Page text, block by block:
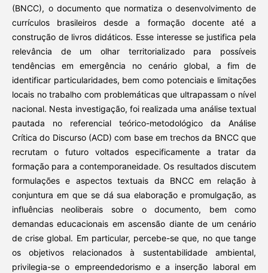
(BNCC), o documento que normatiza o desenvolvimento de
currículos brasileiros desde a formação docente até a
construção de livros didáticos. Esse interesse se justifica pela
relevância de um olhar territorializado para possíveis
tendências em emergência no cenário global, a fim de
identificar particularidades, bem como potenciais e limitações
locais no trabalho com problemáticas que ultrapassam o nível
nacional. Nesta investigação, foi realizada uma análise textual
pautada no referencial teórico-metodológico da Análise
Crítica do Discurso (ACD) com base em trechos da BNCC que
recrutam o futuro voltados especificamente a tratar da
formação para a contemporaneidade. Os resultados discutem
formulações e aspectos textuais da BNCC em relação à
conjuntura em que se dá sua elaboração e promulgação, as
influências neoliberais sobre o documento, bem como
demandas educacionais em ascensão diante de um cenário
de crise global. Em particular, percebe-se que, no que tange
os objetivos relacionados à sustentabilidade ambiental,
privilegia-se o empreendedorismo e a inserção laboral em